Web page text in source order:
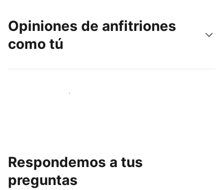
Opiniones de anfitriones
como tú
Únete a anfitriones como tú
Respondemos a tus
preguntas